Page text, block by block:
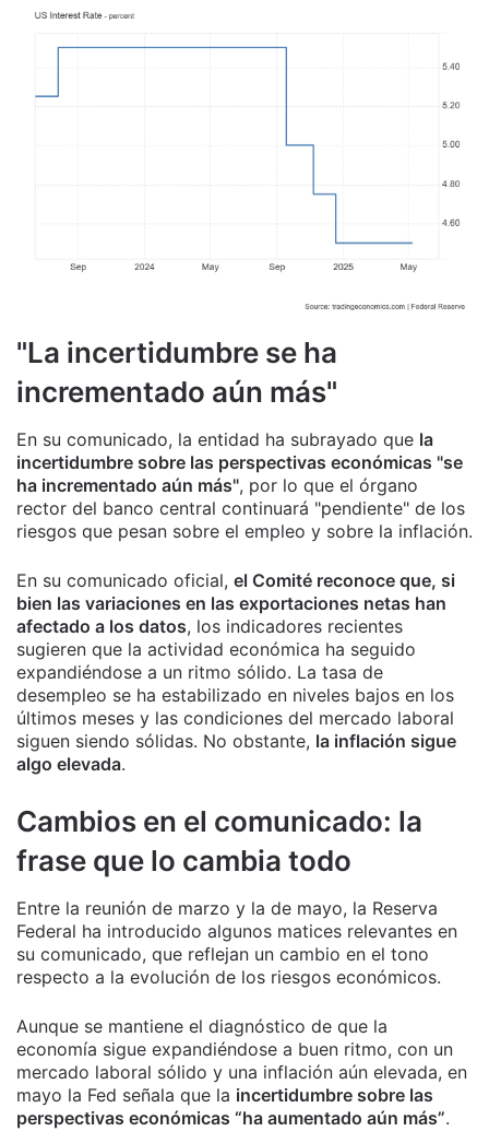
"La incertidumbre se ha
incrementado aún más"
En su comunicado, la entidad ha subrayado que la
incertidumbre sobre las perspectivas económicas "se
ha incrementado aún más", por lo que el órgano
rector del banco central continuará "pendiente" de los
riesgos que pesan sobre el empleo y sobre la inflación.
En su comunicado oficial, el Comité reconoce que, si
bien las variaciones en las exportaciones netas han
afectado a los datos, los indicadores recientes
sugieren que la actividad económica ha seguido
expandiéndose a un ritmo sólido. La tasa de
desempleo se ha estabilizado en niveles bajos en los
últimos meses y las condiciones del mercado laboral
siguen siendo sólidas. No obstante, la inflación sigue
algo elevada.
Cambios en el comunicado: la
frase que lo cambia todo
Entre la reunión de marzo y la de mayo, la Reserva
Federal ha introducido algunos matices relevantes en
su comunicado, que reflejan un cambio en el tono
respecto a la evolución de los riesgos económicos.
Aunque se mantiene el diagnóstico de que la
economía sigue expandiéndose a buen ritmo, con un
mercado laboral sólido y una inflación aún elevada, en
mayo la Fed señala que la incertidumbre sobre las
perspectivas económicas “ha aumentado aún más”.